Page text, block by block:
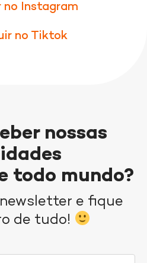
no Instagram
no Tiktok
nossas
todo mundo?
e fique
de tudo!